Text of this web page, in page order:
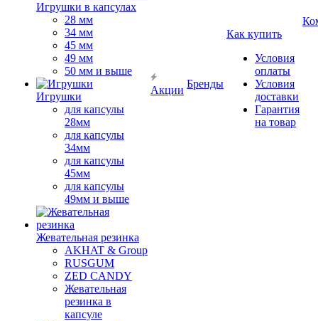
Игрушки в капсулах
28 мм
34 мм
45 мм
49 мм
50 мм и выше
Игрушки
для капсулы
28мм
для капсулы
34мм
для капсулы
45мм
для капсулы
49мм и выше
Жевательная резинка
AKHAT & Group
RUSGUM
ZED CANDY
Жевательная
резинка в
капсуле
Акции
Бренды
Как купить
Условия
оплаты
Условия
доставки
Гарантия
на товар